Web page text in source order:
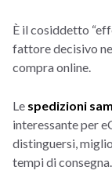
È il cosiddetto
fattore decisivo
compra online.
Le spedizioni
interessante per
distinguersi,
tempi di consegna.